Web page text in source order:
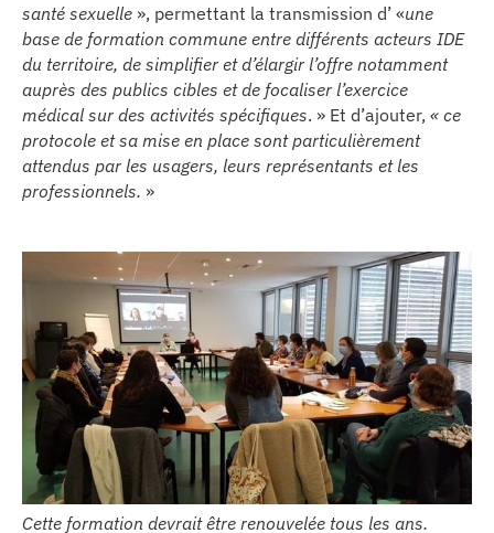
santé sexuelle », permettant la transmission d’ «une
base de formation commune entre différents acteurs IDE
du territoire, de simplifier et d’élargir l’offre notamment
auprès des publics cibles et de focaliser l’exercice
médical sur des activités spécifiques. » Et d’ajouter, « ce
protocole et sa mise en place sont particulièrement
attendus par les usagers, leurs représentants et les
professionnels. »
Cette formation devrait être renouvelée tous les ans.